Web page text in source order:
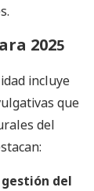
2025
incluye
que
del
del